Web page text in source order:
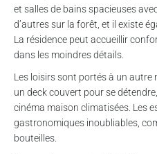
et salles de bains spacieuses
d’autres sur la forêt, et il existe
La résidence peut accueillir
dans les moindres détails.
Les loisirs sont portés à un autre
un deck couvert pour se
cinéma maison climatisées. Les
gastronomiques inoubliables,
bouteilles.